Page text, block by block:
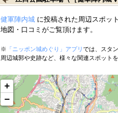
健軍陣内城に投稿された周辺スポッ
地図・口コミがご覧頂けます。
※ 「ニッポン城めぐり」アプリ では、スタ
周辺城郭や史跡など、様々な関連スポット
+
−